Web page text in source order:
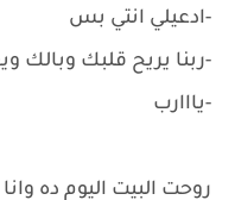
-ادعيلي انتي بس
-ربنا يريح قلبك وبالك
-يااارب
روحت البيت اليوم ده